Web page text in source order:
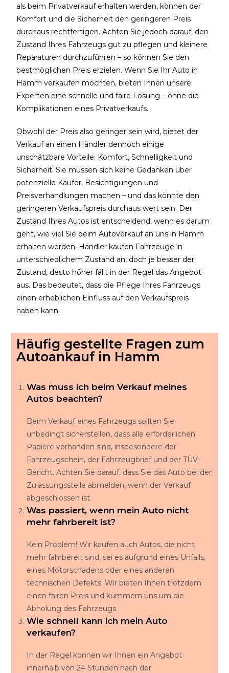
als beim Privatverkauf erhalten werden, können der
Komfort und die Sicherheit den geringeren Preis
durchaus rechtfertigen. Achten Sie jedoch darauf, den
Zustand Ihres Fahrzeugs gut zu pflegen und kleinere
Reparaturen durchzuführen – so können Sie den
bestmöglichen Preis erzielen.Wenn Sie Ihr Auto in
Hamm verkaufen möchten, bieten Ihnen unsere
Experten eine schnelle und faire Lösung – ohne die
Komplikationen eines Privatverkaufs.
Obwohl der Preis also geringer sein wird, bietet der
Verkauf an einen Händler dennoch einige
unschätzbare Vorteile: Komfort, Schnelligkeit und
Sicherheit. Sie müssen sich keine Gedanken über
potenzielle Käufer, Besichtigungen und
Preisverhandlungen machen – und das könnte den
geringeren Verkaufspreis durchaus wert sein. Der
Zustand Ihres Autos ist entscheidend, wenn es darum
geht, wie viel Sie beimAutoverkauf an unsin Hamm
erhalten werden. Händler kaufen Fahrzeuge in
unterschiedlichem Zustand an, doch je besser der
Zustand, desto höher fällt in der Regel das Angebot
aus. Das bedeutet, dass die Pflege Ihres Fahrzeugs
einen erheblichen Einfluss auf den Verkaufspreis
haben kann.
Häufig gestellte Fragen zum
Autoankauf in Hamm
Was muss ich beim Verkauf meines
Autos beachten?
Beim Verkauf eines Fahrzeugs sollten Sie
unbedingt sicherstellen, dass alle erforderlichen
Papiere vorhanden sind, insbesondere der
Fahrzeugschein, der Fahrzeugbrief und der TÜV-
Bericht. Achten Sie darauf, dass Sie das Auto bei der
Zulassungsstelle abmelden, wenn der Verkauf
abgeschlossen ist.
Was passiert, wenn mein Auto nicht
mehr fahrbereit ist?
Kein Problem! Wir kaufen auch Autos, die nicht
mehr fahrbereit sind, sei es aufgrund eines Unfalls,
eines Motorschadens oder eines anderen
technischen Defekts. Wir bieten Ihnen trotzdem
einen fairen Preis und kümmern uns um die
Abholung des Fahrzeugs.
Wie schnell kann ich mein Auto
verkaufen?
In der Regel können wir Ihnen ein Angebot
innerhalb von 24 Stunden nach der